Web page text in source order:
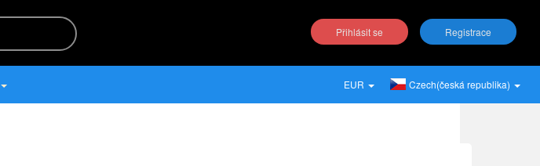
Přihlásit se Registrace
EUR Czech(česká republika)